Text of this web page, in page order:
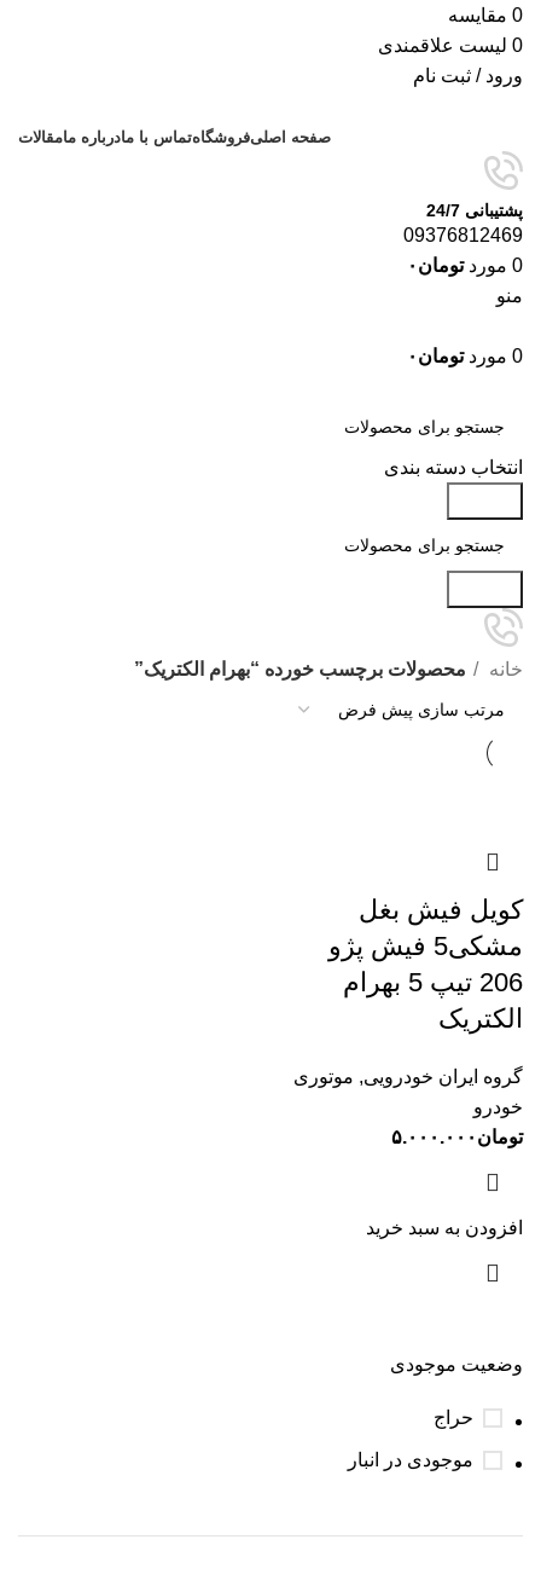
0 مقایسه
0 لیست علاقمندی
ورود / ثبت نام
صفحه اصلیفروشگاهتماس با مادرباره مامقالات
پشتیبانی 24/7
09376812469
0 مورد تومان ۰
منو
0 مورد تومان ۰
انتخاب دسته بندی
وضعیت موجودی
حراج
موجودی در انبار
خانه محصولات برچسب خورده “بهرام الکتریک”
کویل فیش بغل
مشکی5 فیش پژو
206 تیپ 5 بهرام
الکتریک
گروه ایران خودرویی, موتوری
خودرو
تومان ۵.۰۰۰.۰۰۰
افزودن به سبد خرید